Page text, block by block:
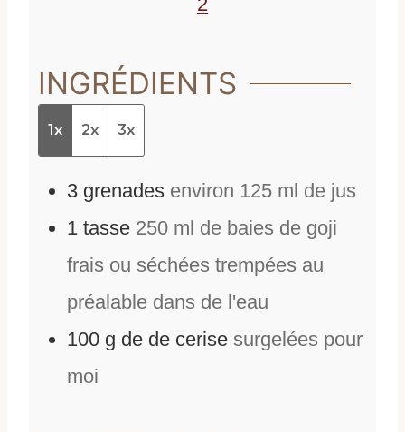
INGRÉDIENTS
1x 2x 3x
3 grenades environ 125 ml de jus
1 tasse 250 ml de baies de goji
frais ou séchées trempées au
préalable dans de l'eau
100 g de de cerise surgelées pour
moi